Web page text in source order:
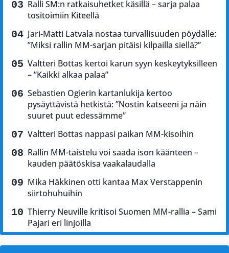
Ralli SM:n ratkaisuhetket käsillä – sarja palaa
tositoimiin Kiteellä
Jari-Matti Latvala nostaa turvallisuuden pöydälle:
”Miksi rallin MM-sarjan pitäisi kilpailla siellä?”
Valtteri Bottas kertoi karun syyn keskeytyksilleen
– ”Kaikki alkaa palaa”
Sebastien Ogierin kartanlukija kertoo
pysäyttävistä hetkistä: ”Nostin katseeni ja näin
suuret puut edessämme”
Valtteri Bottas nappasi paikan MM-kisoihin
Rallin MM-taistelu voi saada ison käänteen –
kauden päätöskisa vaakalaudalla
Mika Häkkinen otti kantaa Max Verstappenin
siirtohuhuihin
Thierry Neuville kritisoi Suomen MM-rallia – Sami
Pajari eri linjoilla